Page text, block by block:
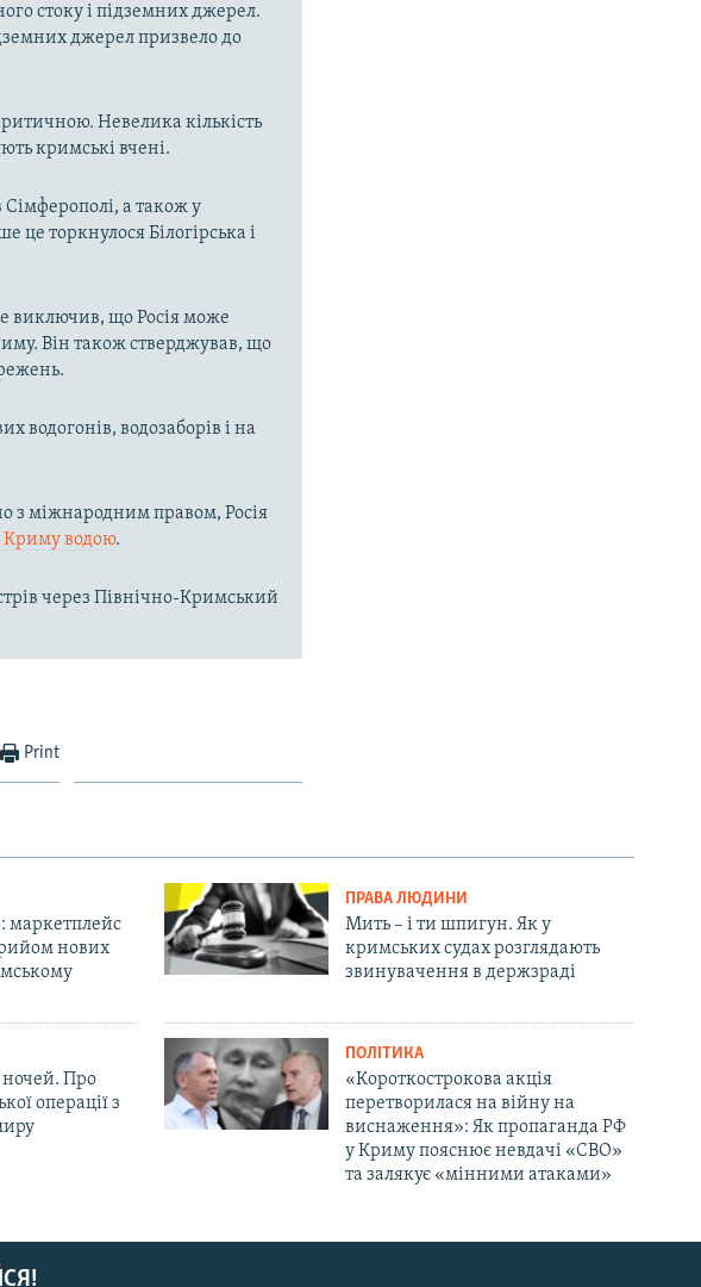
стоку і підземних джерел.
джерел призвело до
Невелика кількість
кримські вчені.
а також у
це торкнулося Білогірська і
виключив, що Росія може
Він також стверджував, що
водогонів, водозаборів і на
з міжнародним правом, Росія
Криму водою.
через Північно-Кримський
Print
маркетплейс
нових
ПРАВА ЛЮДИНИ
Мить – і ти шпигун. Як у
кримських судах розглядають
звинувачення в держзраді
ночей. Про
операції з
ПОЛІТИКА
«Короткострокова акція
перетворилася на війну на
виснаження»: Як пропаганда РФ
у Криму пояснює невдачі «СВО»
та залякує «мінними атаками»